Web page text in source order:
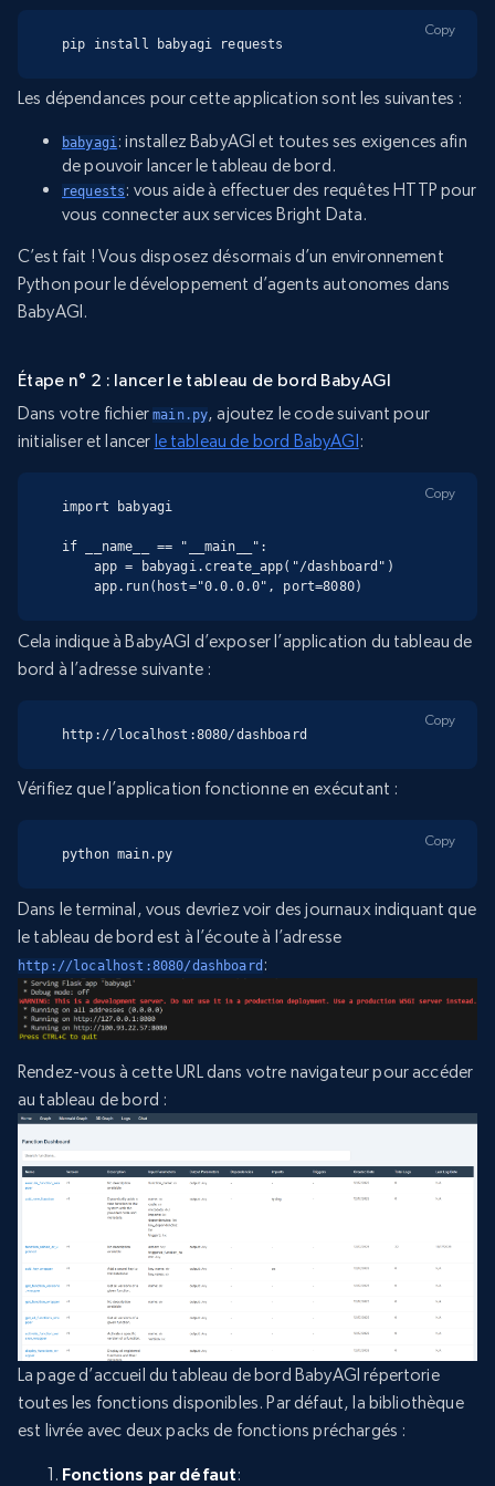
pip install babyagi requests
Copy
Les dépendances pour cette application sont les suivantes :
babyagi: installez BabyAGI et toutes ses exigences afin
de pouvoir lancer le tableau de bord.
requests : vous aide à effectuer des requêtes HTTP pour
vous connecter aux services Bright Data.
C’est fait ! Vous disposez désormais d’un environnement
Python pour le développement d’agents autonomes dans
BabyAGI.
Étape n° 2 : lancer le tableau de bord BabyAGI
Dans votre fichiermain.py, ajoutez le code suivant pour
initialiser et lancer le tableau de bord BabyAGI :
import babyagi
if __name__ == "__main__":
    app.run(host="0.0.0.0", port=8080)
Copy
Cela indique à BabyAGI d’exposer l’application du tableau de
bord à l’adresse suivante :
http://localhost:8080/dashboard
Copy
Vérifiez que l’application fonctionne en exécutant :
python main.py
Copy
Dans le terminal, vous devriez voir des journaux indiquant que
le tableau de bord est à l’écoute à l’adresse
http://localhost:8080/dashboard:
Rendez-vous à cette URL dans votre navigateur pour accéder
au tableau de bord :
La page d’accueil du tableau de bord BabyAGI répertorie
toutes les fonctions disponibles. Par défaut, la bibliothèque
est livrée avec deux packs de fonctions préchargés :
Fonctions par défaut: